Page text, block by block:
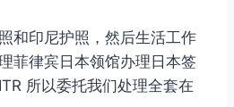
和印尼护照，然后生活工作
菲律宾日本领馆办理日本签
所以委托我们处理全套在